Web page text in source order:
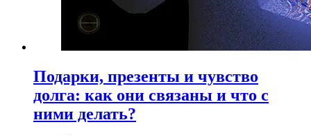
Подарки, презенты и чувство
долга: как они связаны и что с
ними делать?